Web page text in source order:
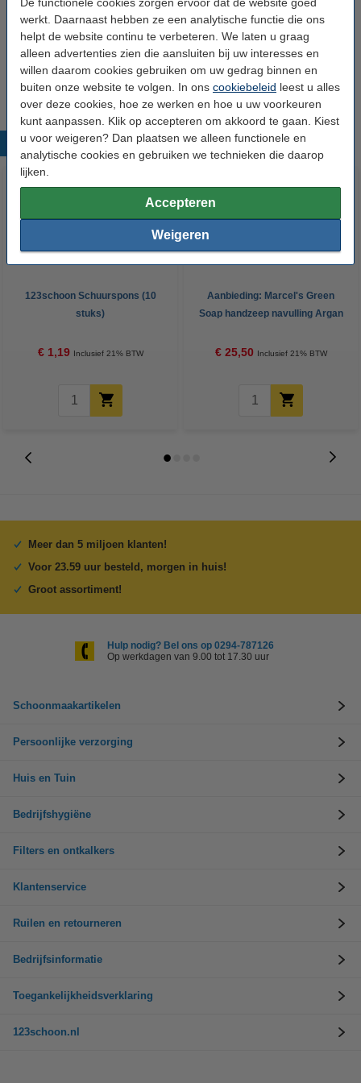
werkt. Daarnaast hebben ze een analytische functie die ons
helpt de website continu te verbeteren. We laten u graag
alleen advertenties zien die aansluiten bij uw interesses en
willen daarom cookies gebruiken om uw gedrag binnen en
buiten onze website te volgen. In ons cookiebeleid leest u alles
over deze cookies, hoe ze werken en hoe u uw voorkeuren
kunt aanpassen. Klik op accepteren om akkoord te gaan. Kiest
u voor weigeren? Dan plaatsen we alleen functionele en
analytische cookies en gebruiken we technieken die daarop
lijken.
Accepteren
Weigeren
Lijst van ingrediënten
Aqua, Sodium Laureth Sulfate, Sodium Chloride, Glycerin, Cocamidopropyl
Betaine, Sodium Benzoate, Parfum, Linalool, Coumarin..
Populaire producten
123schoon Schuurspons (10
stuks)
€ 1,19 Inclusief 21% BTW
Aanbieding: Marcel's Green
Soap handzeep navulling Argan
€ 25,50 Inclusief 21% BTW
Meer dan 5 miljoen klanten!
Voor 23.59 uur besteld, morgen in huis!
Groot assortiment!
Hulp nodig? Bel ons op 0294-787126
Op werkdagen van 9.00 tot 17.30 uur
Schoonmaakartikelen
Persoonlijke verzorging
Huis en Tuin
Bedrijfshygiëne
Filters en ontkalkers
Klantenservice
Ruilen en retourneren
Bedrijfsinformatie
Toegankelijkheidsverklaring
123schoon.nl